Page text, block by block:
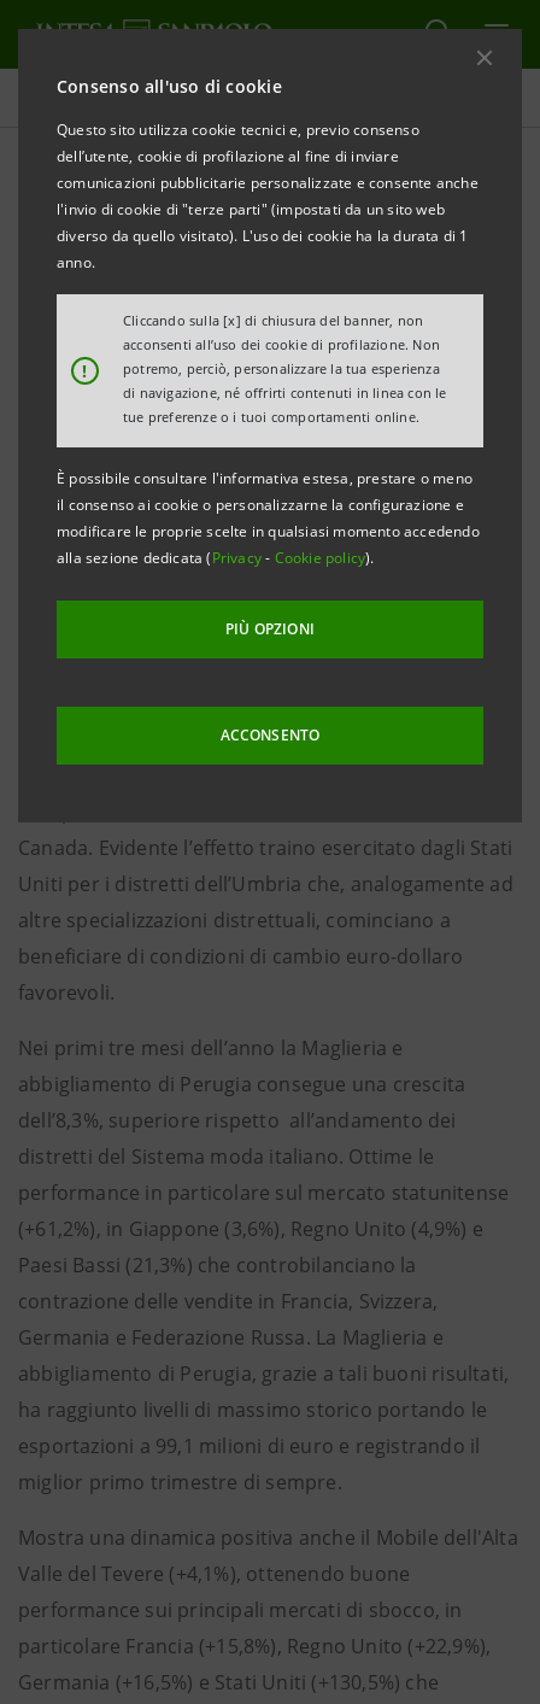
Consenso all'uso di cookie
Questo sito utilizza cookie tecnici e, previo consenso
dell’utente, cookie di profilazione al fine di inviare
comunicazioni pubblicitarie personalizzate e consente anche
l'invio di cookie di "terze parti" (impostati da un sito web
diverso da quello visitato). L'uso dei cookie ha la durata di 1
anno.
!
Cliccando sulla [x] di chiusura del banner, non
acconsenti all’uso dei cookie di profilazione. Non
potremo, perciò, personalizzare la tua esperienza
di navigazione, né offrirti contenuti in linea con le
tue preferenze o i tuoi comportamenti online.
È possibile consultare l'informativa estesa, prestare o meno
il consenso ai cookie o personalizzarne la configurazione e
modificare le proprie scelte in qualsiasi momento accedendo
alla sezione dedicata (Privacy- Cookie policy).
PIÙ OPZIONI
ACCONSENTO
Comunicati stampa
STAMPA AGGIORNA
COMUNICATO STAMPA
CR UMBRIA:
• Realizzato dalla Direzione Studi e Ricerche di
Intesa Sanpaolo per CR Umbria
• Dati al 31/03/2015
Spoleto, 16 luglio 2015 – Nel primo trimestre del 2015 i
distretti dell’Umbria mantengono un profilo di
crescita (+5,3%) registrando risultati superiori
rispetto alle performance della media dei distretti
italiani (+3%). Il contributo maggiore alla crescita dei
distretti umbri è venuto principalmente da Stati Uniti
Francia, Germania, Giappone, Paesi Bassi. La buona
performance su questi mercati ha compensato le
Canada. Evidente l’effetto traino esercitato dagli Stati
Uniti per i distretti dell’Umbria che, analogamente ad
altre specializzazioni distrettuali, cominciano a
beneficiare di condizioni di cambio euro-dollaro
favorevoli.
Nei primi tre mesi dell’anno la Maglieria e
abbigliamento di Perugia consegue una crescita
dell’8,3%, superiore rispetto all’andamento dei
distretti del Sistema moda italiano. Ottime le
performance in particolare sul mercato statunitense
(+61,2%), in Giappone (3,6%), Regno Unito (4,9%) e
Paesi Bassi (21,3%) che controbilanciano la
contrazione delle vendite in Francia, Svizzera,
Germania e Federazione Russa. La Maglieria e
abbigliamento di Perugia, grazie a tali buoni risultati,
ha raggiunto livelli di massimo storico portando le
esportazioni a 99,1 milioni di euro e registrando il
miglior primo trimestre di sempre.
Mostra una dinamica positiva anche il Mobile dell'Alta
Valle del Tevere (+4,1%), ottenendo buone
performance sui principali mercati di sbocco, in
particolare Francia (+15,8%), Regno Unito (+22,9%),
Germania (+16,5%) e Stati Uniti (+130,5%) che